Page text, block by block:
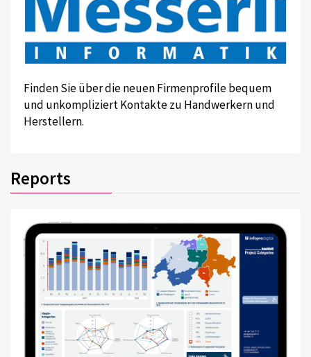
Finden Sie über die neuen Firmenprofile bequem
und unkompliziert Kontakte zu Handwerkern und
Herstellern.
Reports